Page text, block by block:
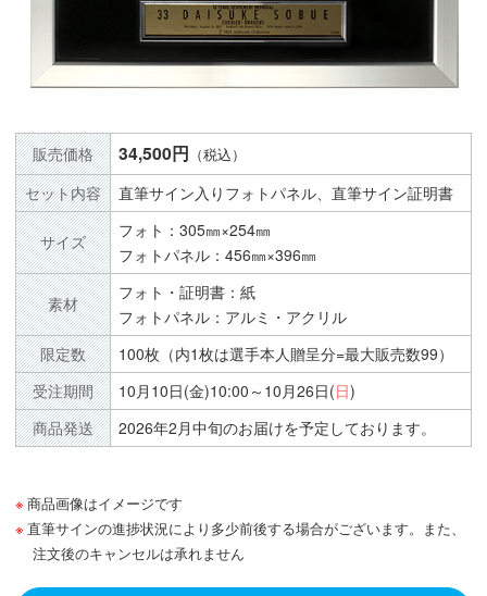
販売価格 34,500円 （税込）
セット内容 直筆サイン入りフォトパネル、直筆サイン証明書
サイズ
フォト：305㎜×254㎜
フォトパネル：456㎜×396㎜
素材
フォト・証明書：紙
フォトパネル：アルミ・アクリル
限定数
100枚（内1枚は選手本人贈呈分=最大販売数99）
受注期間
10月10日(金)10:00～10月26日(日)
商品発送
2026年2月中旬のお届けを予定しております。
商品画像はイメージです
直筆サインの進捗状況により多少前後する場合がございます。また、
注文後のキャンセルは承れません